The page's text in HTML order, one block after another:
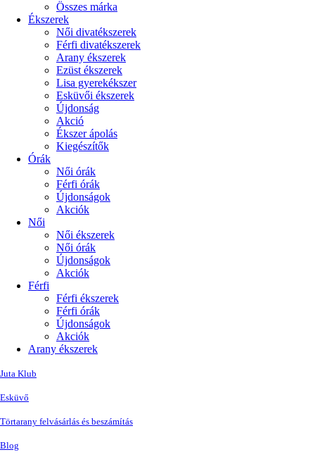
Összes márka
Ékszerek
Női divatékszerek
Férfi divatékszerek
Arany ékszerek
Ezüst ékszerek
Lisa gyerekékszer
Esküvői ékszerek
Újdonság
Akció
Ékszer ápolás
Kiegészítők
Órák
Női órák
Férfi órák
Újdonságok
Akciók
Női
Női ékszerek
Női órák
Újdonságok
Akciók
Férfi
Férfi ékszerek
Férfi órák
Újdonságok
Akciók
Arany ékszerek
Juta Klub
Esküvő
Törtarany felvásárlás és beszámítás
Blog